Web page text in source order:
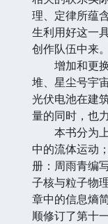
理、定律所蕴
生利用好这一
创作队伍中来。
增加和更换
堆、星尘号宇
光伏电池在建
量的同时，也
本书分为上
中的流体运动
册：周雨青编
子核与粒子物
章中的信息熵
顺修订了第十